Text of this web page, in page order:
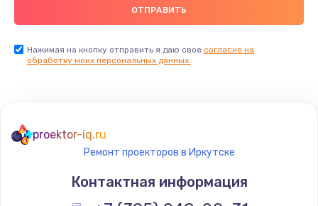
Нажимая на кнопку отправить я даю свое согласие на
обработку моих персональных данных.
proektor-iq.ru
Ремонт проекторов в Иркутске
Контактная информация